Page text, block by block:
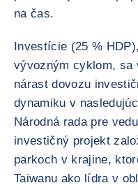
na čas.
Investície (25 %
vývozným cyklom, sa
nárast dovozu
dynamiku v
Národná rada pre
investičný projekt
parkoch v krajine,
Taiwanu ako lídra v